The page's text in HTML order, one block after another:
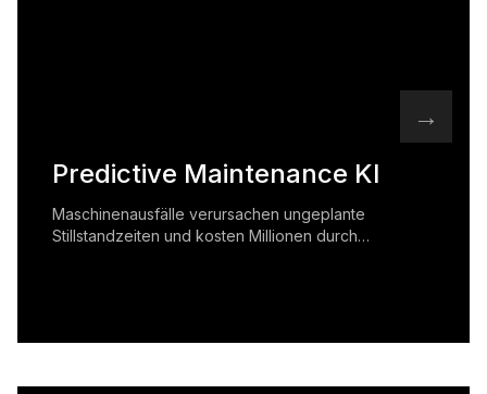
Predictive Maintenance KI
Maschinenausfälle verursachen ungeplante
Stillstandzeiten und kosten Millionen durch
→